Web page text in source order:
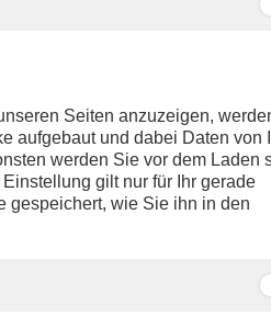
Seiten anzuzeigen,
aufgebaut und dabei Daten von
werden Sie vor dem Laden
gilt nur für Ihr gerade
gespeichert, wie Sie ihn in den